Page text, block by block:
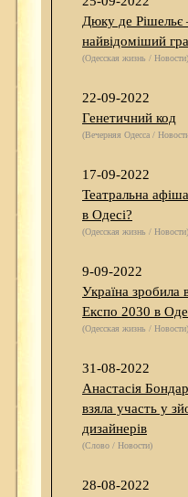
Дюку де Рішельє
найвідоміший
(Одесская жизнь / Новости)
22-09-2022
Генетичний код
(Вечерняя Одесса /
17-09-2022
Театральна
в Одесі?
(Одесская жизнь / Новости)
9-09-2022
Україна
Експо 2030 в
(Одесская жизнь / Новости)
31-08-2022
Анастасія
взяла участь у
дизайнерів
(Слово / Новости)
28-08-2022